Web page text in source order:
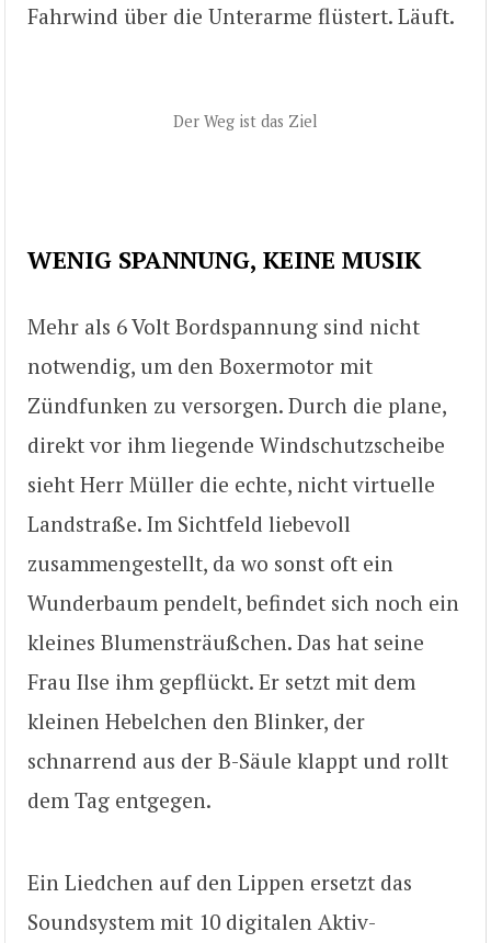
Fahrwind über die Unterarme flüstert. Läuft.
Der Weg ist das Ziel
WENIG SPANNUNG, KEINE MUSIK
Mehr als 6 Volt Bordspannung sind nicht
notwendig, um den Boxermotor mit
Zündfunken zu versorgen. Durch die plane,
direkt vor ihm liegende Windschutzscheibe
sieht Herr Müller die echte, nicht virtuelle
Landstraße. Im Sichtfeld liebevoll
zusammengestellt, da wo sonst oft ein
Wunderbaum pendelt, befindet sich noch ein
kleines Blumensträußchen. Das hat seine
Frau Ilse ihm gepflückt. Er setzt mit dem
kleinen Hebelchen den Blinker, der
schnarrend aus der B-Säule klappt und rollt
dem Tag entgegen.
Ein Liedchen auf den Lippen ersetzt das
Soundsystem mit 10 digitalen Aktiv-